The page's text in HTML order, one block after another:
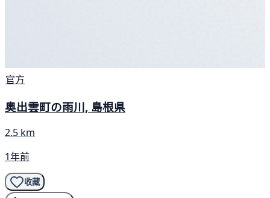
官方
奥出雲町の雨川, 島根県
2.5 km
1年前
收藏